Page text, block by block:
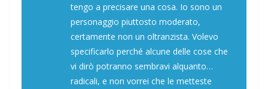
tengo a precisare una cosa. Io sono un
personaggio piuttosto moderato,
certamente non un oltranzista. Volevo
specificarlo perché alcune delle cose che
vi dirò potranno sembravi alquanto…
radicali, e non vorrei che le metteste